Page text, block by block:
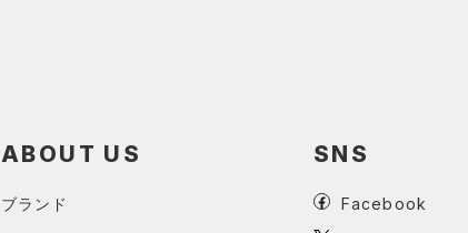
ABOUT US
ブランド
SNS
Facebook